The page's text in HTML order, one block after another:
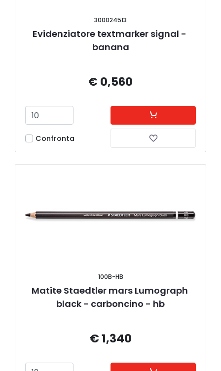
300024513
Evidenziatore textmarker signal -
banana
€ 0,560
Confronta
100B-HB
Matite Staedtler mars Lumograph
black - carboncino - hb
€ 1,340